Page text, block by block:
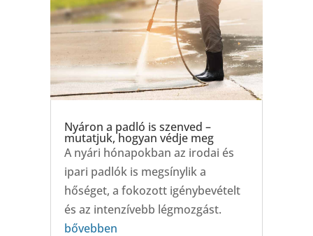
Nyáron a padló is szenved –
mutatjuk, hogyan védje meg
A nyári hónapokban az irodai és
ipari padlók is megsínylik a
hőséget, a fokozott igénybevételt
és az intenzívebb légmozgást.
bővebben